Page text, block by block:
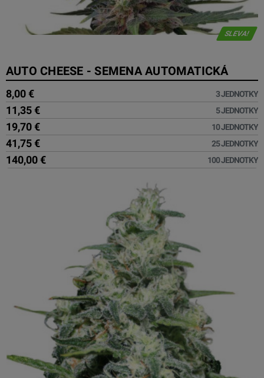
SLEVA!
AUTO CHEESE - SEMENA AUTOMATICKÁ
8,00 € 3 JEDNOTKY
11,35 € 5 JEDNOTKY
19,70 € 10 JEDNOTKY
41,75 € 25 JEDNOTKY
140,00 € 100 JEDNOTKY